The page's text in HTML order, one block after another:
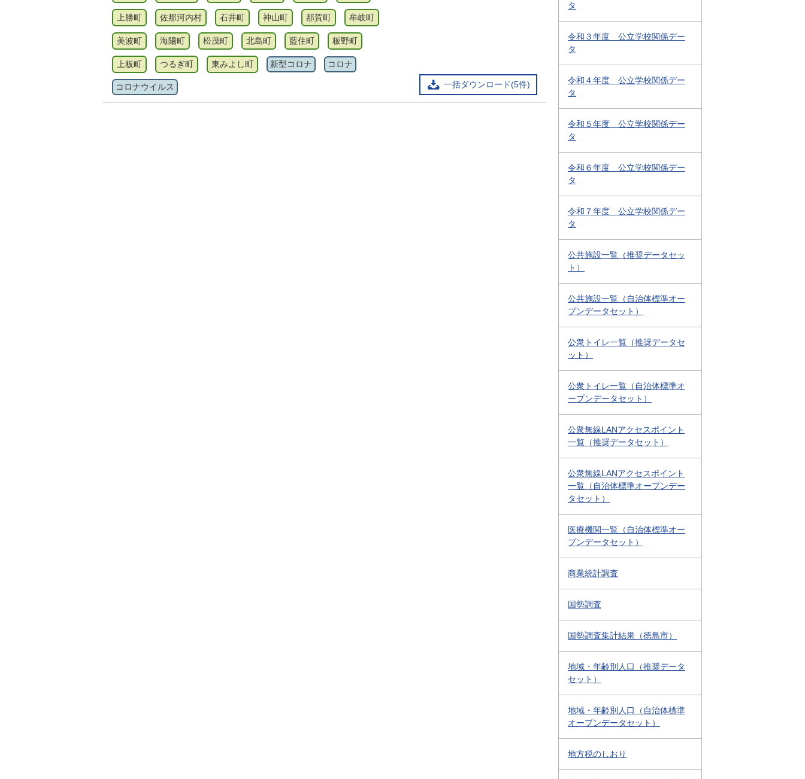
一括ダウンロード(5件)
上勝町 佐那河内村 石井町 神山町 那賀町 牟岐町
美波町 海陽町 松茂町 北島町 藍住町 板野町
上板町 つるぎ町 東みよし町 新型コロナ コロナ
コロナウイルス
タ
令和３年度 公立学校関係デー
タ
令和４年度 公立学校関係デー
タ
令和５年度 公立学校関係デー
タ
令和６年度 公立学校関係デー
タ
令和７年度 公立学校関係デー
タ
公共施設一覧（推奨データセッ
ト）
公共施設一覧（自治体標準オー
プンデータセット）
公衆トイレ一覧（推奨データセ
ット）
公衆トイレ一覧（自治体標準オ
ープンデータセット）
公衆無線LANアクセスポイント
一覧（推奨データセット）
公衆無線LANアクセスポイント
一覧（自治体標準オープンデー
タセット）
医療機関一覧（自治体標準オー
プンデータセット）
商業統計調査
国勢調査
国勢調査集計結果（徳島市）
地域・年齢別人口（推奨データ
セット）
地域・年齢別人口（自治体標準
オープンデータセット）
地方税のしおり